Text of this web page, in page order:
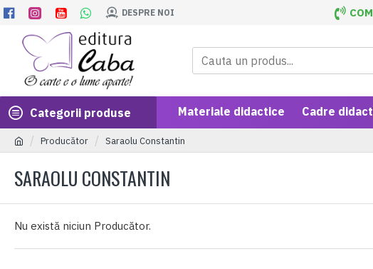
DESPRE NOI
Categorii produse Materiale didactice Cadre
Producător Saraolu Constantin
SARAOLU CONSTANTIN
Nu există niciun Producător.